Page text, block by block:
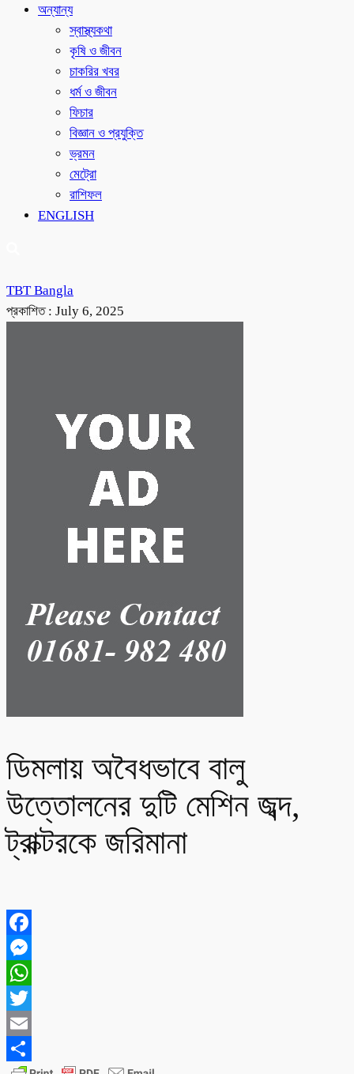
অন্যান্য
স্বাস্থ্যকথা
কৃষি ও জীবন
চাকরির খবর
ধর্ম ও জীবন
ফিচার
বিজ্ঞান ও প্রযুক্তি
ভ্রমন
মেট্রো
রাশিফল
ENGLISH
TBT Bangla
প্রকাশিত : July 6, 2025
ডিমলায় অবৈধভাবে বালু
উত্তোলনের দুটি মেশিন জব্দ,
ট্রাক্টরকে জরিমানা
Facebook
Messenger
WhatsApp
Twitter
Email